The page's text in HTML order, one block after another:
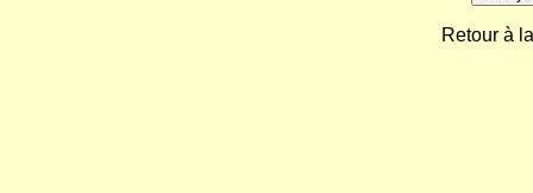
Retour à